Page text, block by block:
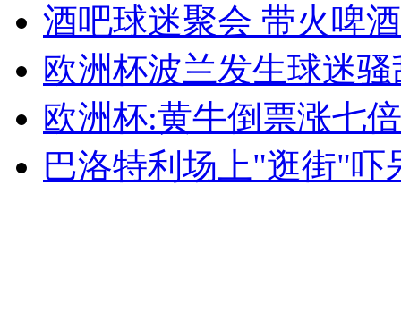
女孩北京地铁殴打老人 痛下狠手拳打脚踢
无痛分娩是否安全 医生回应
外交部：反对强权政治霸凌主义
酒吧球迷聚会 带火啤
欧洲杯波兰发生球迷
欧洲杯:黄牛倒票涨七倍
巴洛特利场上"逛街"吓